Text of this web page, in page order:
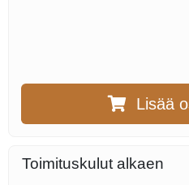
Lisää
Toimituskulut alkaen